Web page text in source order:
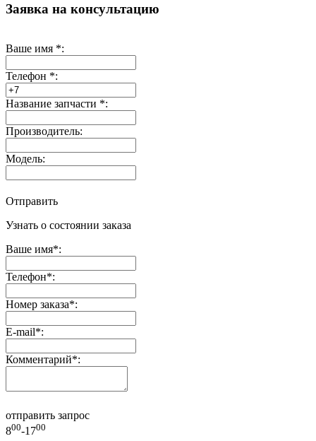
Заявка на консультацию
Ваше имя *:
Телефон *:
Название запчасти *:
Производитель:
Модель:
Отправить
Узнать о состоянии заказа
Ваше имя*:
Телефон*:
Номер заказа*:
E-mail*:
Комментарий*:
отправить запрос
800-1700